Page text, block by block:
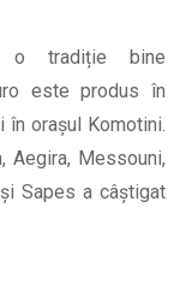
o tradiție bine
este produs în
în orașul Komotini.
Aegira, Messouni,
Sapes a câștigat